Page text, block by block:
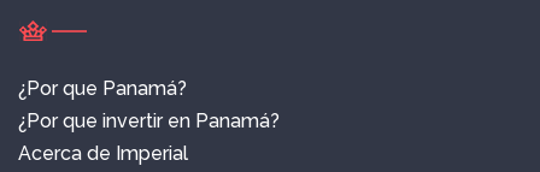
¿Por que Panamá?
¿Por que invertir en Panamá?
Acerca de Imperial